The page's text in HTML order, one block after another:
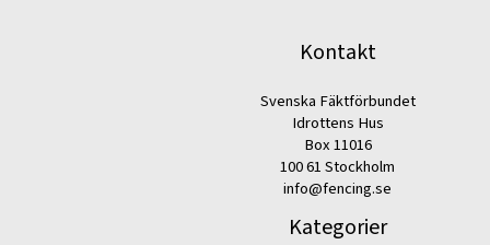
Kontakt
Svenska Fäktförbundet
Idrottens Hus
Box 11016
100 61 Stockholm
info@fencing.se
Kategorier